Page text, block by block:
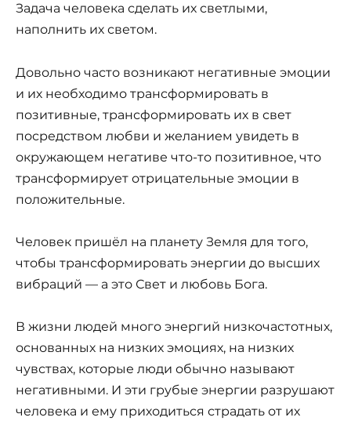
Задача человека сделать их светлыми,
наполнить их светом.
Довольно часто возникают негативные эмоции
и их необходимо трансформировать в
позитивные, трансформировать их в свет
посредством любви и желанием увидеть в
окружающем негативе что-то позитивное, что
трансформирует отрицательные эмоции в
положительные.
Человек пришёл на планету Земля для того,
чтобы трансформировать энергии до высших
вибраций — а это Свет и любовь Бога.
В жизни людей много энергий низкочастотных,
основанных на низких эмоциях, на низких
чувствах, которые люди обычно называют
негативными. И эти грубые энергии разрушают
человека и ему приходиться страдать от их